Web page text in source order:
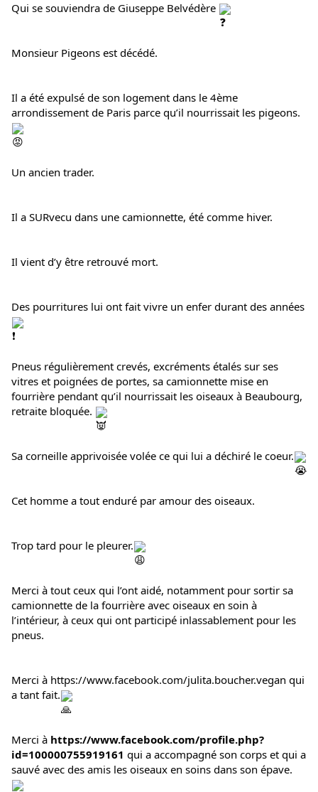
Qui se souviendra de Giuseppe Belvédère
Monsieur Pigeons est décédé.
Il a été expulsé de son logement dans le 4ème
arrondissement de Paris parce qu’il nourrissait les pigeons.
Un ancien trader.
Il a SURvecu dans une camionnette, été comme hiver.
Il vient d’y être retrouvé mort.
Pneus régulièrement crevés, excréments étalés sur ses
vitres et poignées de portes, sa camionnette mise en
fourrière pendant qu’il nourrissait les oiseaux à Beaubourg,
retraite bloquée.
Sa corneille apprivoisée volée ce qui lui a déchiré le coeur.
Cet homme a tout enduré par amour des oiseaux.
Trop tard pour le pleurer.
Merci à tout ceux qui l’ont aidé, notamment pour sortir sa
camionnette de la fourrière avec oiseaux en soin à
l’intérieur, à ceux qui ont participé inlassablement pour les
pneus.
Merci à https://www.facebook.com/julita.boucher.vegan qui
a tant fait.
Merci à https://www.facebook.com/profile.php?
id=100000755919161 qui a accompagné son corps et qui a
sauvé avec des amis les oiseaux en soins dans son épave.